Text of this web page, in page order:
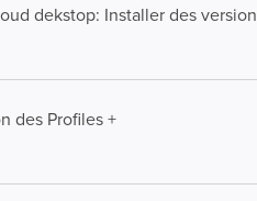
dekstop: Installer des version
des Profiles +